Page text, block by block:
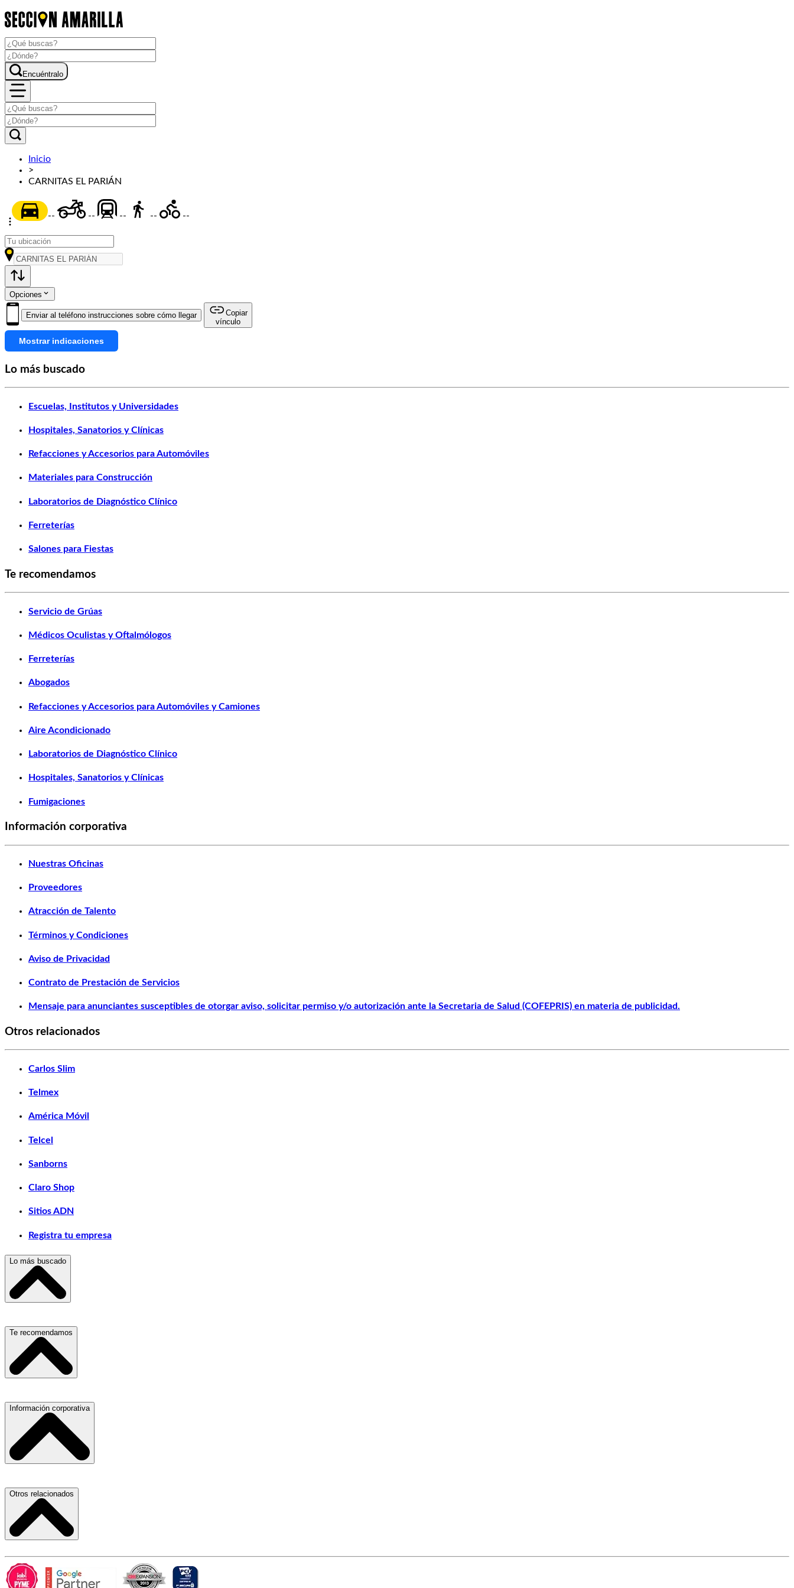
Encuéntralo
Inicio
>
CARNITAS EL PARIÁN
-- -- -- -- --
Opciones
Enviar al teléfono instrucciones sobre cómo llegar
Copiar
vínculo
Mostrar indicaciones
Lo más buscado
Escuelas, Institutos y Universidades
Hospitales, Sanatorios y Clínicas
Refacciones y Accesorios para Automóviles
Materiales para Construcción
Laboratorios de Diagnóstico Clínico
Ferreterías
Salones para Fiestas
Te recomendamos
Servicio de Grúas
Médicos Oculistas y Oftalmólogos
Ferreterías
Abogados
Refacciones y Accesorios para Automóviles y Camiones
Aire Acondicionado
Laboratorios de Diagnóstico Clínico
Hospitales, Sanatorios y Clínicas
Fumigaciones
Información corporativa
Nuestras Oficinas
Proveedores
Atracción de Talento
Términos y Condiciones
Aviso de Privacidad
Contrato de Prestación de Servicios
Mensaje para anunciantes susceptibles de otorgar aviso, solicitar permiso y/o autorización ante la Secretaria de Salud (COFEPRIS) en materia de publicidad.
Otros relacionados
Carlos Slim
Telmex
América Móvil
Telcel
Sanborns
Claro Shop
Sitios ADN
Registra tu empresa
Lo más buscado
Escuelas, Institutos y Universidades
Hospitales, Sanatorios y Clínicas
Refacciones y Accesorios para Automóviles
Materiales para Construcción
Laboratorios de Diagnóstico Clínico
Ferreterías
Te recomendamos
Servicio de Grúas
Médicos Oculistas y Oftalmólogos
Ferreterías
Refacciones y Accesorios para Automóviles y Camiones
Aire Acondicionado
Hospitales, Sanatorios y Clínicas
Información corporativa
Nuestras Oficinas
Proveedores
Atracción de Talento
Términos y Condiciones
Otros relacionados
Carlos Slim